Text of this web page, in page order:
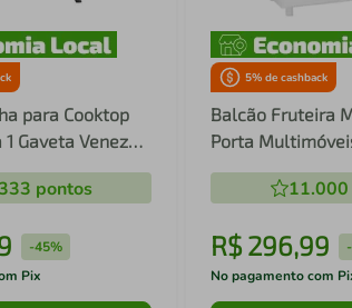
para Cooktop
Gaveta Veneza
Preto
pontos
-45%
Pix
5% de cashback
Balcão Fruteira
Porta
Branco
11.000
R$296,99
-
No pagamento com